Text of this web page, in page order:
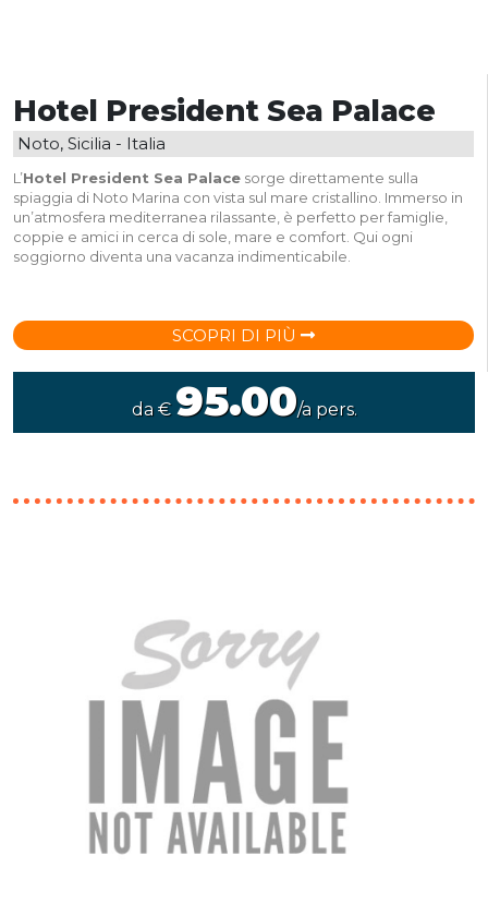
Hotel President Sea Palace
Noto, Sicilia - Italia
L’Hotel President Sea Palace sorge direttamente sulla
spiaggia di Noto Marina con vista sul mare cristallino. Immerso in
un’atmosfera mediterranea rilassante, è perfetto per famiglie,
coppie e amici in cerca di sole, mare e comfort. Qui ogni
soggiorno diventa una vacanza indimenticabile.
SCOPRI DI PIÙ
da € 95.00/a pers.